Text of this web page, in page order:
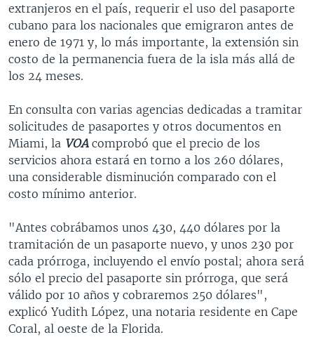
extranjeros en el país, requerir el uso del pasaporte
cubano para los nacionales que emigraron antes de
enero de 1971 y, lo más importante, la extensión sin
costo de la permanencia fuera de la isla más allá de
los 24 meses.
En consulta con varias agencias dedicadas a tramitar
solicitudes de pasaportes y otros documentos en
Miami, la VOAcomprobó que el precio de los
servicios ahora estará en torno a los 260 dólares,
una considerable disminución comparado con el
costo mínimo anterior.
"Antes cobrábamos unos 430, 440 dólares por la
tramitación de un pasaporte nuevo, y unos 230 por
cada prórroga, incluyendo el envío postal; ahora será
sólo el precio del pasaporte sin prórroga, que será
válido por 10 años y cobraremos 250 dólares",
explicó Yudith López, una notaria residente en Cape
Coral, al oeste de la Florida.